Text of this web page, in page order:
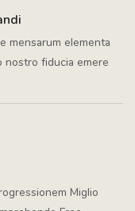
mensarum elementa
nostro fiducia emere
Miglio